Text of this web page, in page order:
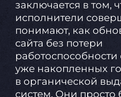
заключается в том,
исполнители
понимают, как
сайта без потери
уже накопленных
в органической
систем. Они просто